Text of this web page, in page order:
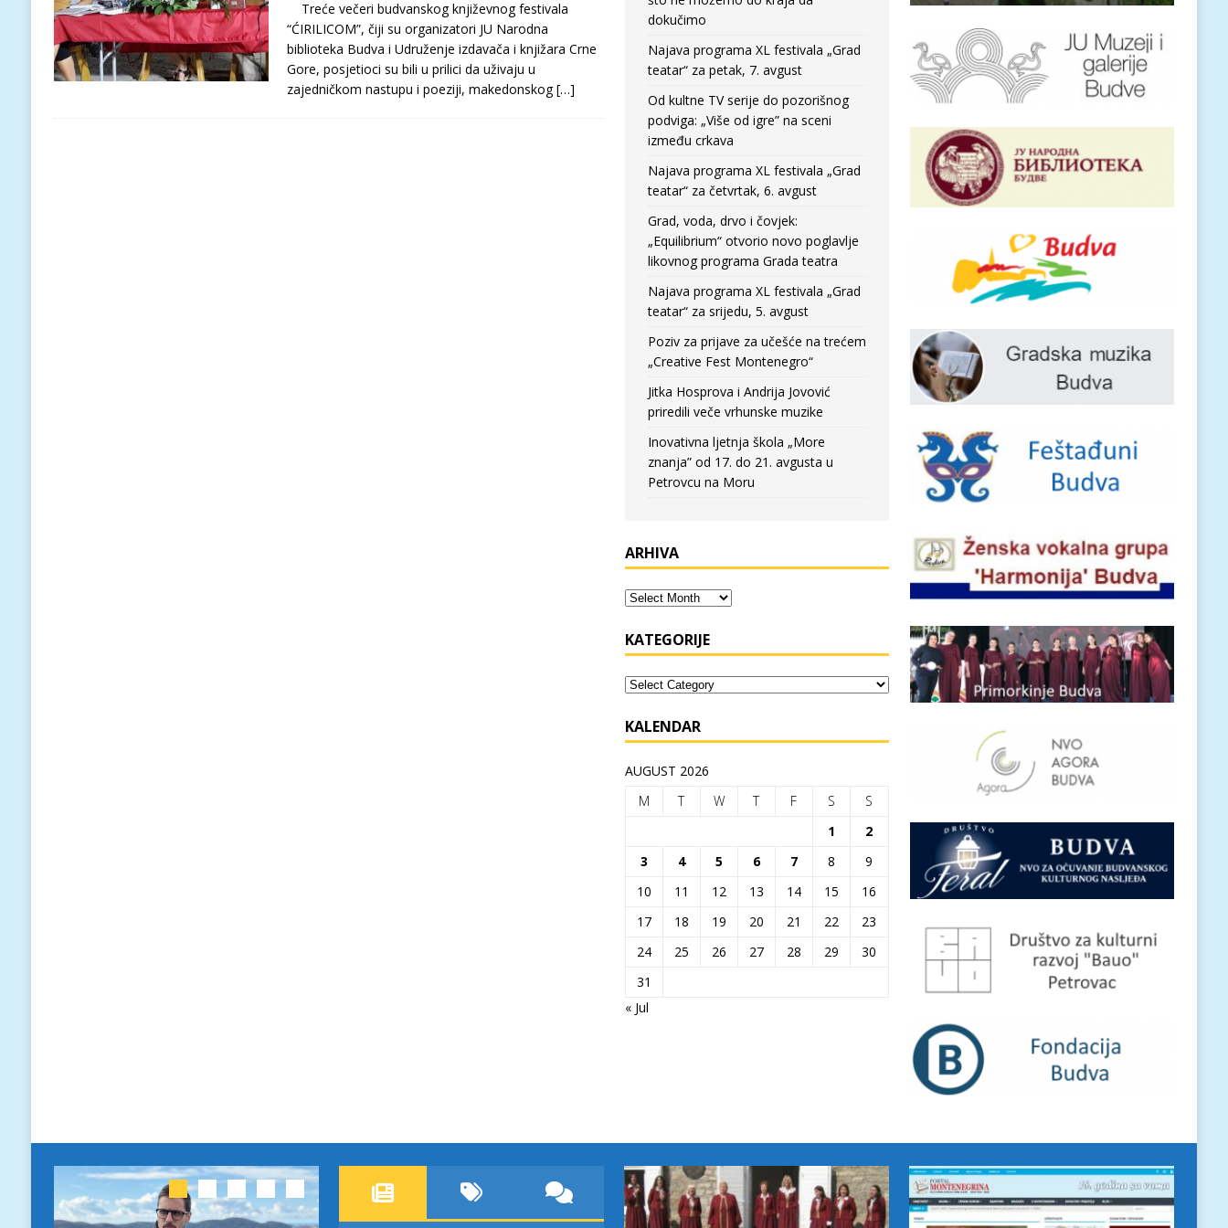
Treće večeri budvanskog književnog festivala
“ĆIRILICOM”, čiji su organizatori JU Narodna
biblioteka Budva i Udruženje izdavača i knjižara Crne
Gore, posjetioci su bili u prilici da uživaju u
zajedničkom nastupu i poeziji, makedonskog[…]
dokučimo
Najava programa XL festivala „Grad
teatar“ za petak, 7. avgust
Od kultne TV serije do pozorišnog
podviga: „Više od igre” na sceni
između crkava
Najava programa XL festivala „Grad
teatar“ za četvrtak, 6. avgust
Grad, voda, drvo i čovjek:
„Equilibrium“ otvorio novo poglavlje
likovnog programa Grada teatra
Najava programa XL festivala „Grad
teatar“ za srijedu, 5. avgust
Poziv za prijave za učešće na trećem
„Creative Fest Montenegro“
Jitka Hosprova i Andrija Jovović
priredili veče vrhunske muzike
Inovativna ljetnja škola „More
znanja” od 17. do 21. avgusta u
Petrovcu na Moru
ARHIVA
KATEGORIJE
KALENDAR
AUGUST 2026
M
T W T F S
S
1
2
3
4 5 6 7 8
9
10
11 12 13 14 15
16
17
18 19 20 21 22
23
24
25 26 27 28 29
30
31
« Jul